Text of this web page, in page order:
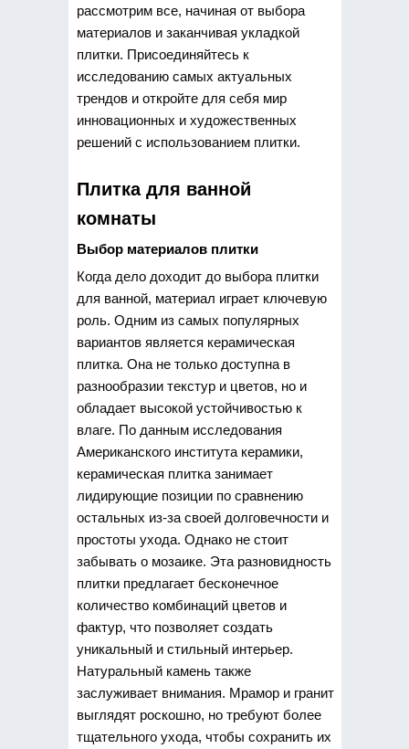
рассмотрим все, начиная от выбора
материалов и заканчивая укладкой
плитки. Присоединяйтесь к
исследованию самых актуальных
трендов и откройте для себя мир
инновационных и художественных
решений с использованием плитки.
Плитка для ванной
комнаты
Выбор материалов плитки
Когда дело доходит до выбора плитки
для ванной, материал играет ключевую
роль. Одним из самых популярных
вариантов является керамическая
плитка. Она не только доступна в
разнообразии текстур и цветов, но и
обладает высокой устойчивостью к
влаге. По данным исследования
Американского института керамики,
керамическая плитка занимает
лидирующие позиции по сравнению
остальных из-за своей долговечности и
простоты ухода. Однако не стоит
забывать о мозаике. Эта разновидность
плитки предлагает бесконечное
количество комбинаций цветов и
фактур, что позволяет создать
уникальный и стильный интерьер.
Натуральный камень также
заслуживает внимания. Мрамор и гранит
выглядят роскошно, но требуют более
тщательного ухода, чтобы сохранить их